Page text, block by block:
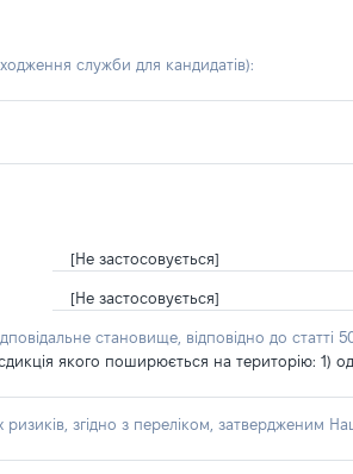
служби для кандидатів):
[Не застосовується]
[Не застосовується]
становище, відповідно до статті
якого поширюється на територію: 1)
згідно з переліком, затвердженим